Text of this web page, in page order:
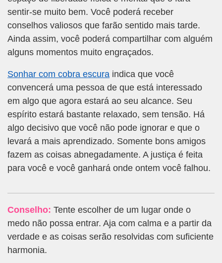
sentir-se muito bem. Você poderá receber
conselhos valiosos que farão sentido mais tarde.
Ainda assim, você poderá compartilhar com alguém
alguns momentos muito engraçados.
Sonhar com cobra escura indica que você
convencerá uma pessoa de que está interessado
em algo que agora estará ao seu alcance. Seu
espírito estará bastante relaxado, sem tensão. Há
algo decisivo que você não pode ignorar e que o
levará a mais aprendizado. Somente bons amigos
fazem as coisas abnegadamente. A justiça é feita
para você e você ganhará onde ontem você falhou.
Conselho: Tente escolher de um lugar onde o
medo não possa entrar. Aja com calma e a partir da
verdade e as coisas serão resolvidas com suficiente
harmonia.